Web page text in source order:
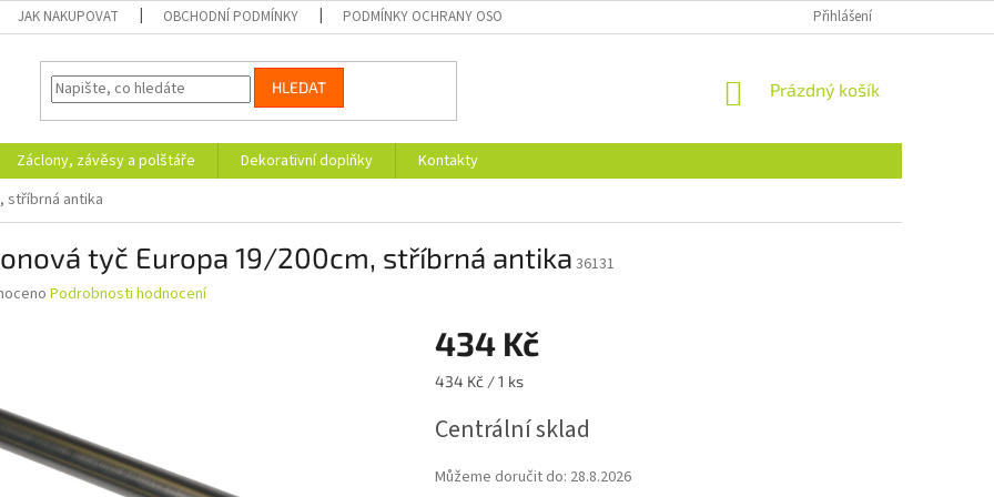
JAK NAKUPOVAT OBCHODNÍ PODMÍNKY PODMÍNKY OCHRANY OSOBNÍCH ÚDAJŮ FORMULÁŘ PRO
Přihlášení
HLEDAT
NÁKUPNÍ
Prázdný košík
Záclony, závěsy a polštáře Dekorativní doplňky
Kontakty
stříbrná antika
tyč Europa 19/200cm, stříbrná antika 36131
Podrobnosti hodnocení
434 Kč
Měrná
434 Kč / 1 ks
Centrální sklad
Můžeme doručit do: 28.8.2026